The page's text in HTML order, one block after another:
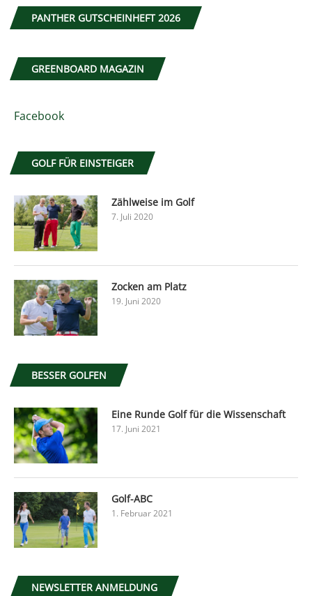
PANTHER GUTSCHEINHEFT 2026
GREENBOARD MAGAZIN
Facebook
GOLF FÜR EINSTEIGER
Zählweise im Golf
7. Juli 2020
Zocken am Platz
19. Juni 2020
BESSER GOLFEN
Eine Runde Golf für die Wissenschaft
17. Juni 2021
Golf-ABC
1. Februar 2021
NEWSLETTER ANMELDUNG